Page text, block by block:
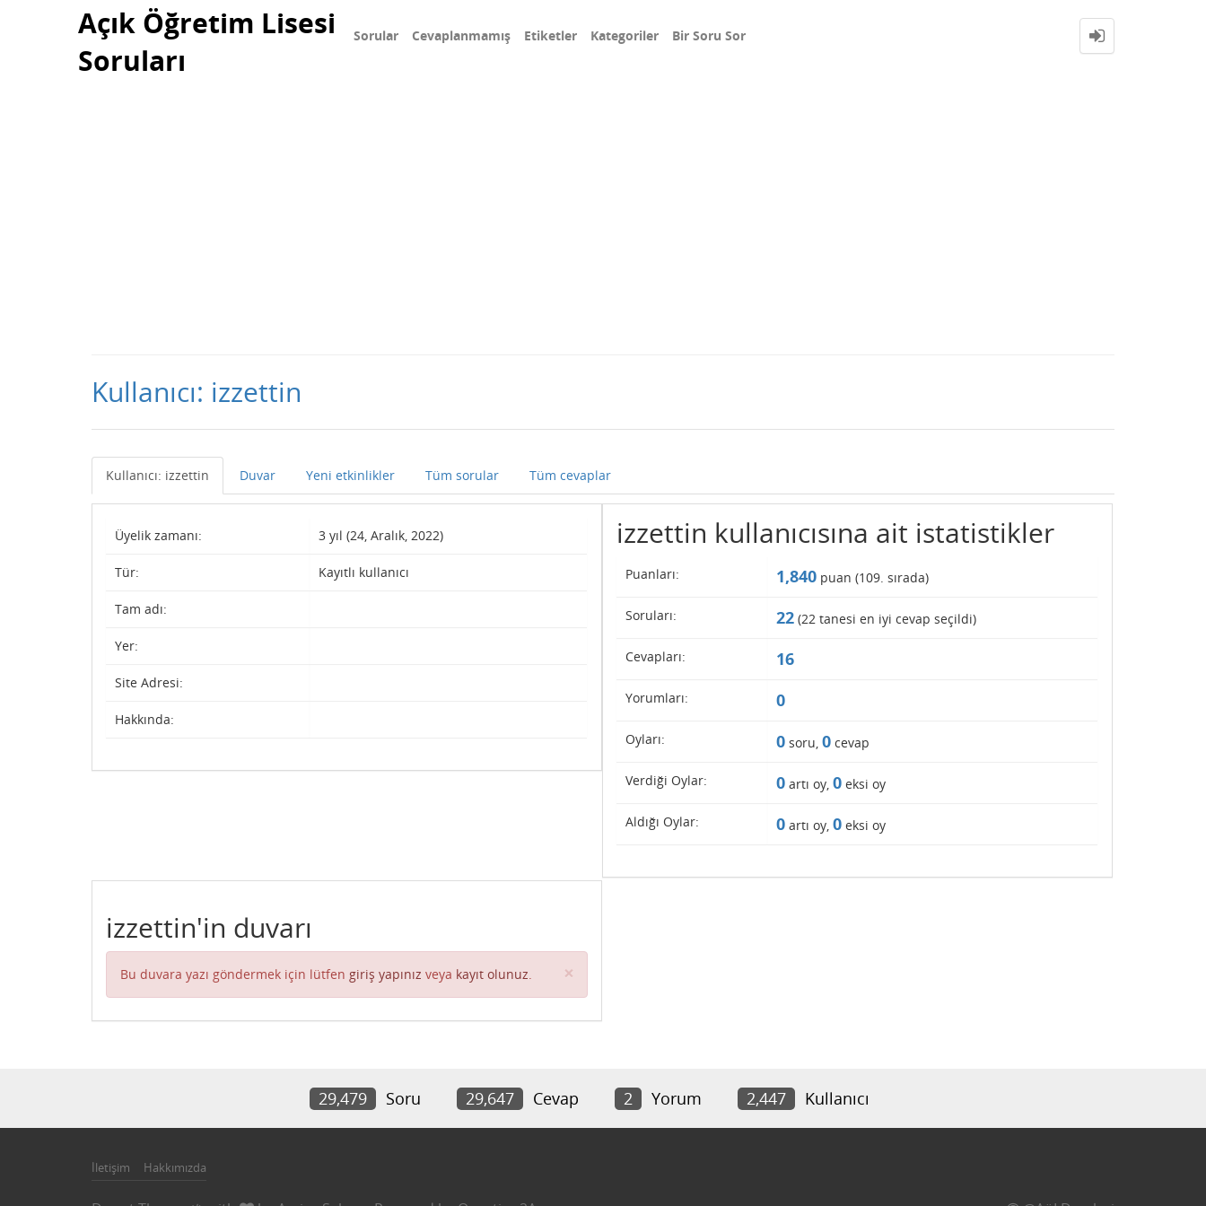
Açık Öğretim Lisesi
Soruları
Sorular Cevaplanmamış Etiketler Kategoriler Bir Soru Sor
Kullanıcı: izzettin
Kullanıcı: izzettin Duvar Yeni etkinlikler Tüm sorular Tüm cevaplar
Üyelik zamanı: 3 yıl (24, Aralık, 2022)
Tür: Kayıtlı kullanıcı
Tam adı:
Yer:
Site Adresi:
Hakkında:
izzettin kullanıcısına ait istatistikler
Puanları: 1,840puan (109. sırada)
Soruları: 22(22tanesi en iyi cevap seçildi)
Cevapları: 16
Yorumları: 0
Oyları: 0soru, 0cevap
Verdiği Oylar: 0artı oy, 0eksi oy
Aldığı Oylar: 0artı oy, 0eksi oy
izzettin'in duvarı
Bu duvara yazı göndermek için lütfen giriş yapınız veya kayıt olunuz. ×
29,479 Soru 29,647 Cevap 2 Yorum 2,447 Kullanıcı
İletişim Hakkımızda